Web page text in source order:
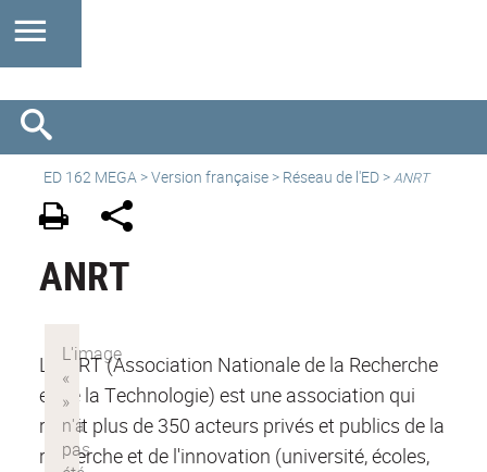
ED 162 MEGA >Version française > Réseau de l'ED >ANRT
ANRT
L'ANRT (Association Nationale de la Recherche
et de la Technologie) est une association qui
réunit plus de 350 acteurs privés et publics de la
recherche et de l'innovation (université, écoles,